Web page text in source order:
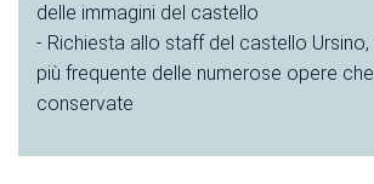
delle immagini del castello
- Richiesta allo staff del castello
più frequente delle numerose opere
conservate